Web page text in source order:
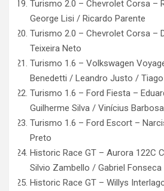
Turismo 2.0 – Chevrolet Corsa –
George Lisi / Ricardo Parente
Turismo 2.0 – Chevrolet Corsa –
Teixeira Neto
Turismo 1.6 – Volkswagen
Benedetti / Leandro Justo / Tiago
Turismo 1.6 – Ford Fiesta –
Guilherme Silva / Vinícius
Turismo 1.6 – Ford Escort –
Preto
Historic Race GT – Aurora 122C
Silvio Zambello / Gabriel Fonseca
Historic Race GT – Willys